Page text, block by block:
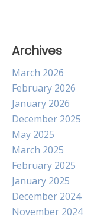
Archives
March 2026
February 2026
January 2026
December 2025
May 2025
March 2025
February 2025
January 2025
December 2024
November 2024